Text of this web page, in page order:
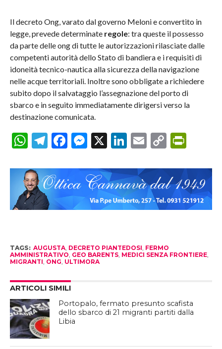
Il decreto Ong, varato dal governo Meloni e convertito in
legge, prevede determinate regole: tra queste il possesso
da parte delle ong di tutte le autorizzazioni rilasciate dalle
competenti autorità dello Stato di bandiera e i requisiti di
idoneità tecnico-nautica alla sicurezza della navigazione
nelle acque territoriali. Inoltre sono obbligate a richiedere
subito dopo il salvataggio l’assegnazione del porto di
sbarco e in seguito immediatamente dirigersi verso la
destinazione comunicata.
WhatsApp
Telegram
Facebook
Messenger
X LinkedIn
Email
Copy
TAGS: AUGUSTA, DECRETO PIANTEDOSI FERMO
AMMINISTRATIVO GEO BARENTS, MEDICI SENZA FRONTIERE,
MIGRANTI ONG ULTIMORA
ARTICOLI SIMILI
Portopalo, fermato presunto scafista
dello sbarco di 21 migranti partiti dalla
Libia